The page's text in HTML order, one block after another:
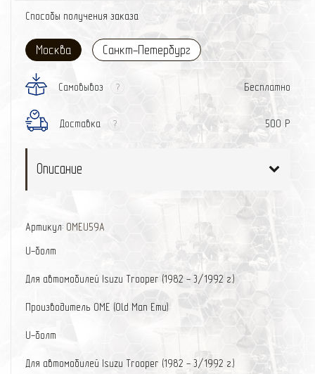
Способы получения заказа
Москва Санкт-Петербург
Самовывоз ? Бесплатно
Доставка ? 500 Р
Описание
Артикул: OMEU59A
U-болт
Для автомобилей Isuzu Trooper (1982 - 3/1992 г.)
Производитель OME (Old Man Emu)
U-болт
Для автомобилей Isuzu Trooper (1982 - 3/1992 г.)